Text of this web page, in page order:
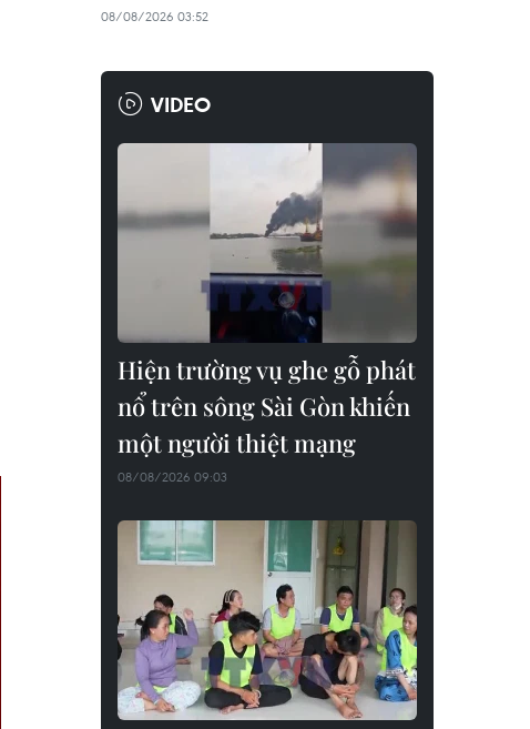
08/08/2026 03:52
VIDEO
Hiện trường vụ ghe gỗ phát
nổ trên sông Sài Gòn khiến
một người thiệt mạng
08/08/2026 09:03